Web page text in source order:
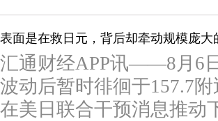
表面是在救日元，背后却牵动规模庞大
汇通财经APP讯——8月6
波动后暂时徘徊于157.7
在美日联合干预消息推动